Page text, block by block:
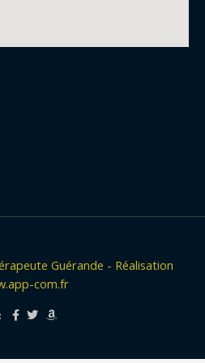
Guérande - Réalisation
com.fr